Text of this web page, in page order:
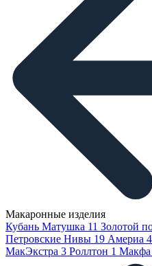
Макаронные изделия
Кубань Матушка 11 Золотой
Петровские Нивы 19 Америа 4
МакЭкстра 3 Роллтон 1 Макфа